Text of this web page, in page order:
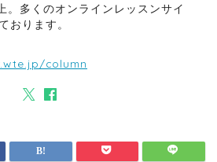
。多くのオンラインレッスンサイ
おります。
column